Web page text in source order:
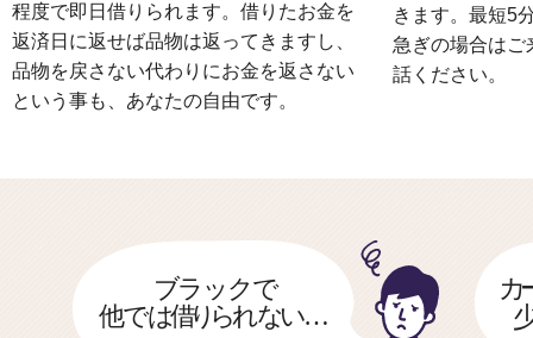
程度で即日借りられます。借りたお金を
返済日に返せば品物は返ってきますし、
品物を戻さない代わりにお金を返さない
という事も、あなたの自由です。
きます。最短5
急ぎの場合はご
話ください。